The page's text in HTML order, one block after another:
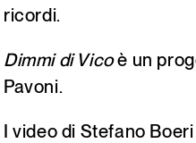
ricordi.
Dimmi di Vicoè un
Pavoni.
I video di Stefano